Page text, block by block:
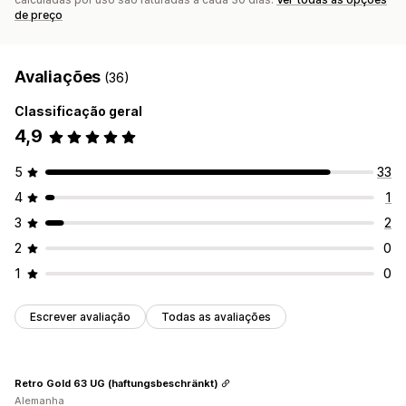
de preço
Avaliações (36)
Classificação geral
4,9
5
33
4
1
3
2
2
0
1
0
Escrever avaliação Todas as avaliações
Retro Gold 63 UG (haftungsbeschränkt)
Alemanha